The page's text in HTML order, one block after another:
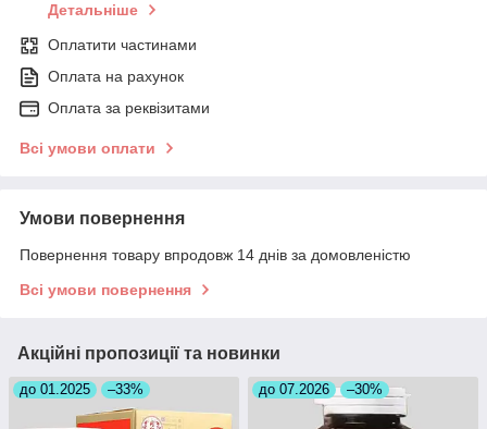
Детальніше
Оплатити частинами
Оплата на рахунок
Оплата за реквізитами
Всі умови оплати
Умови повернення
Повернення товару впродовж 14 днів за домовленістю
Всі умови повернення
Акційні пропозиції та новинки
до 01.2025 –33% до 07.2026 –30%